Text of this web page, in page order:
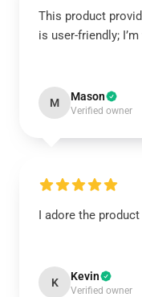
This product
is user-friendly;
M Mason
Verified owner
I adore the
K Kevin
Verified owner